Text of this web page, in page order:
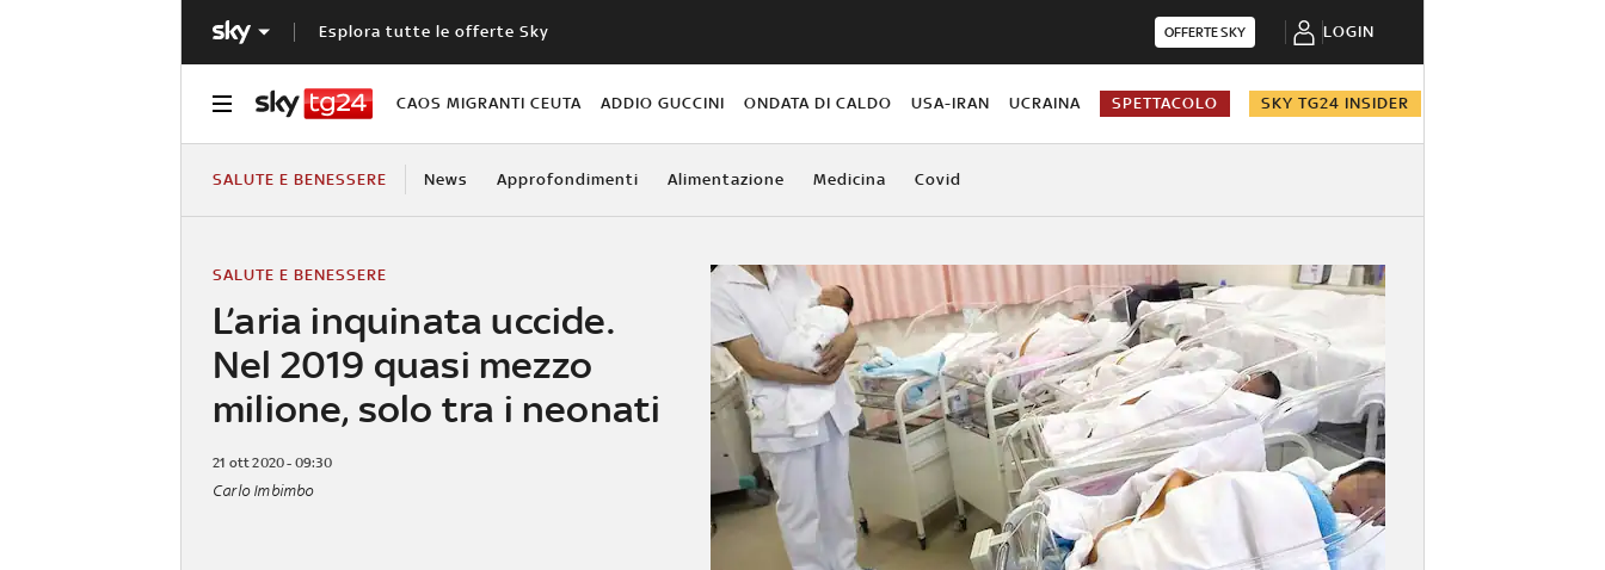
Esplora tutte le offerte Sky OFFERTE SKY LOGIN
CAOS MIGRANTI CEUTA ADDIO GUCCINI ONDATA DI CALDO USA-IRAN UCRAINA SPETTACOLO SKY TG24 INSIDER
SALUTE E BENESSERE News Approfondimenti Alimentazione Medicina Covid
L’aria inquinata uccide.
Nel 2019 quasi mezzo
milione, solo tra i neonati
SALUTE E BENESSERE
21 ott 2020 - 09:30
Carlo Imbimbo